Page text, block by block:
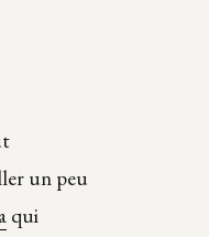
un peu
qui